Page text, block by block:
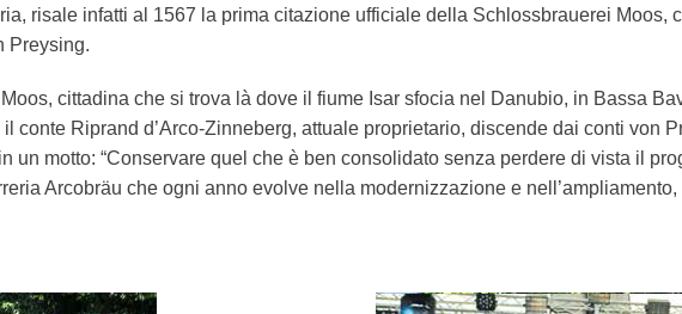
risale infatti al 1567 la prima citazione ufficiale della Schlossbrauerei Moos,
Preysing.
cittadina che si trova là dove il fiume Isar sfocia nel Danubio, in Bassa
conte Riprand d’Arco-Zinneberg, attuale proprietario, discende dai conti von
un motto: “Conservare quel che è ben consolidato senza perdere di vista il
Arcobräu che ogni anno evolve nella modernizzazione e